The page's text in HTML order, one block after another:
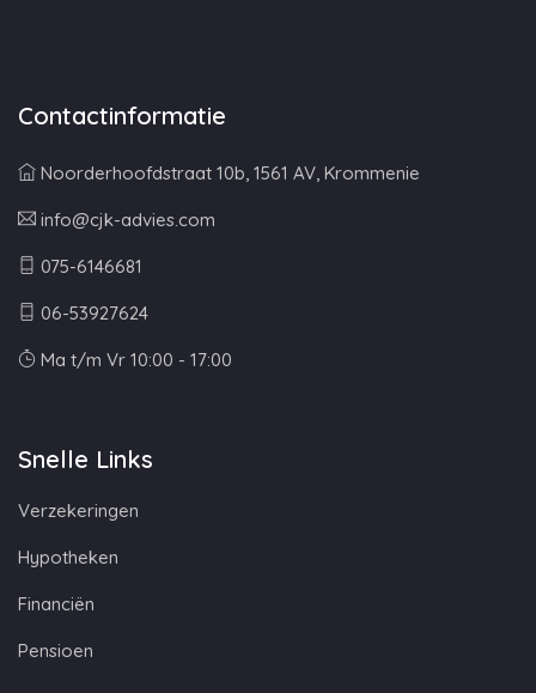
Contactinformatie
Noorderhoofdstraat 10b, 1561 AV, Krommenie
info@cjk-advies.com
075-6146681
06-53927624
Ma t/m Vr 10:00 - 17:00
Snelle Links
Verzekeringen
Hypotheken
Financiën
Pensioen